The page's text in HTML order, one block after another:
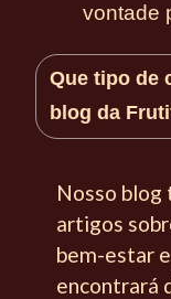
vontade
Que tipo de
blog da
Nosso blog
artigos
bem-estar
encontrará